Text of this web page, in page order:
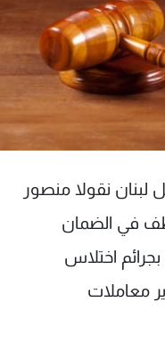
نقولا منصور
في الضمان
اختلاس
معاملات